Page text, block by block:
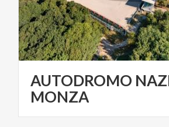
AUTODROMO
MONZA